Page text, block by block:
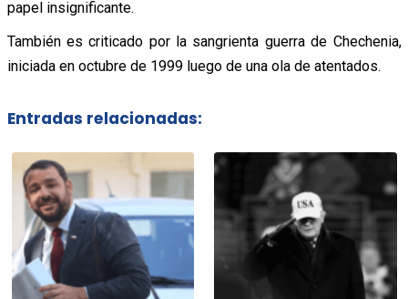
papel insignificante.
También es criticado por la sangrienta guerra de Chechenia,
iniciada en octubre de 1999 luego de una ola de atentados.
Entradas relacionadas: